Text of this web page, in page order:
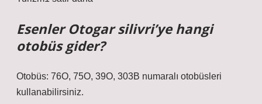
Esenler Otogar silivri’ye hangi
otobüs gider?
Otobüs: 76O, 75O, 39O, 303B numaralı otobüsleri
kullanabilirsiniz.